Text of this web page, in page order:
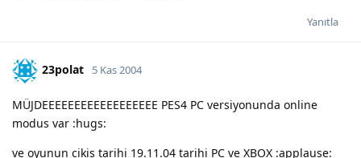
Yanıtla
23polat 5 Kas 2004
MÜJDEEEEEEEEEEEEEEEEEE PES4 PC versiyonunda online
modus var :hugs:
ve oyunun cikis tarihi 19.11.04 tarihi PC ve XBOX :applause: